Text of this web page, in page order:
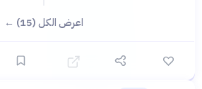
اعرض الكل (15) ←